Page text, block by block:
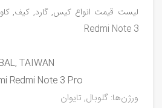
Redmi Note 3
TAIWAN
Redmi Note 3 Pro
ورژن‌ها: گلوبال, تایوان